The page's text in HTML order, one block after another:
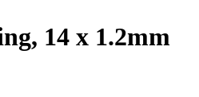
14 x 1.2mm